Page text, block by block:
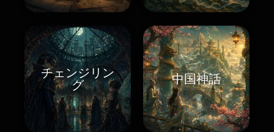
チェンジリン
グ
中国神話